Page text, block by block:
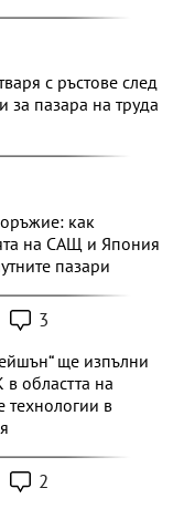
с ръстове след
за пазара на труда
как
на САЩ и Япония
пазари
3
ще изпълни
областта на
технологии в
2